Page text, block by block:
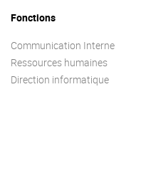
Fonctions
Communication Interne
Ressources humaines
Direction informatique